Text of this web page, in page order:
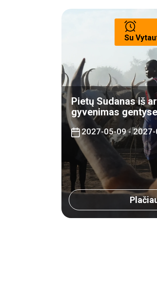
Su
Pietų Sudanas iš
gyvenimas gentyse
2027-05-09 -